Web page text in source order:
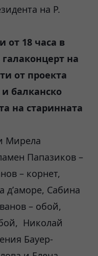
на Р.
от 18 часа в
на
от проекта
балканско
на старинната
Мирела
Папазиков –
– корнет,
д’аморе, Сабина
– обой,
Николай
Бауер-